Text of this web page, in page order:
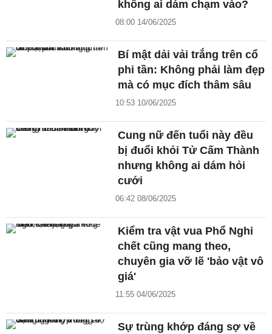
không ai dám chạm vào?
08:00 14/06/2025
Bí mật dải vải trắng trên cổ
phi tần: Không phải làm đẹp
mà có mục đích thâm sâu
10:53 10/06/2025
Cung nữ đến tuổi này đều
bị đuổi khỏi Tử Cấm Thành
nhưng không ai dám hỏi
cưới
06:42 08/06/2025
Kiểm tra vật vua Phổ Nghi
chết cũng mang theo,
chuyên gia vỡ lẽ 'bảo vật vô
giá'
11:55 04/06/2025
Sự trùng khớp đáng sợ về